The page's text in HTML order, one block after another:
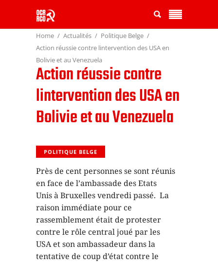
Home Actualités
Politique Belge
Action réussie contre lintervention des USA en
Bolivie et au Venezuela
Action réussie contre
lintervention des USA en
Bolivie et au Venezuela
POLITIQUE BELGE
Près de cent personnes se sont réunis
en face de l’ambassade des Etats
Unis à Bruxelles vendredi passé. La
raison immédiate pour ce
rassemblement était de protester
contre le rôle central joué par les
USA et son ambassadeur dans la
tentative de coup d’état contre le